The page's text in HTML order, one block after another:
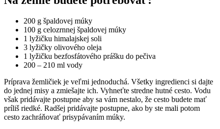
200 g špaldovej múky
100 g celozrnnej špaldovej múky
1 lyžičku himalajskej soli
3 lyžičky olivového oleja
1 lyžičku bezfosfátového prášku do pečiva
200 – 210 ml vody
Príprava žemličiek je veľmi jednoduchá. Všetky ingredienci si dajte
do jednej misy a zmiešajte ich. Vyhneťte stredne hutné cesto. Vodu
však pridávajte postupne aby sa vám nestalo, že cesto budete mať
príliš riedké. Radšej pridávajte postupne, ako by ste mali potom
cesto zachráňovať prisypávaním múky.